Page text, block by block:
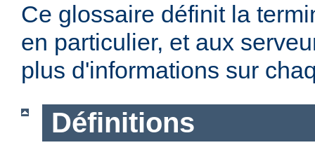
Ce glossaire définit la
en particulier, et aux
plus d'informations sur
Définitions